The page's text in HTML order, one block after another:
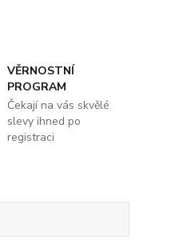
VĚRNOSTNÍ
PROGRAM
Čekají na vás skvělé
slevy ihned po
registraci